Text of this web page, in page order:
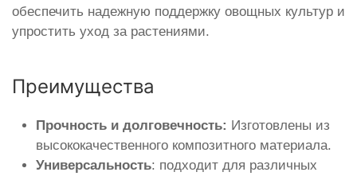
обеспечить надежную поддержку овощных культур и
упростить уход за растениями.
Преимущества
Прочность и долговечность: Изготовлены из
высококачественного композитного материала.
Универсальность: подходит для различных